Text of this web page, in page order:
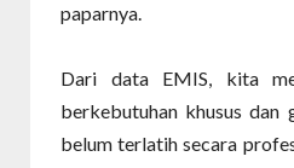
paparnya.
Dari data EMIS, kita
berkebutuhan khusus dan
belum terlatih secara